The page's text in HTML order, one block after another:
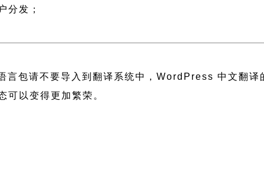
分发；
言包请不要导入到翻译系统中，WordPress 中文翻译
以变得更加繁荣。